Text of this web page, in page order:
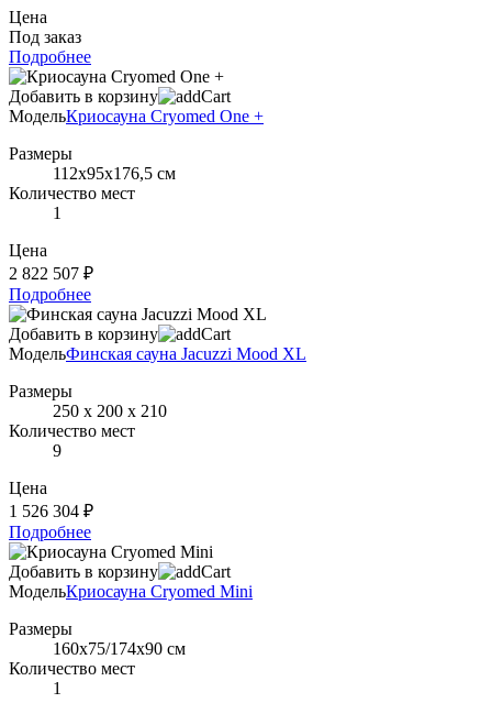
Цена
Под заказ
Подробнее
Добавить в корзину
МодельКриосауна Cryomed One +
Размеры
112х95х176,5 см
Количество мест
1
Цена
2 822 507 ₽
Подробнее
Добавить в корзину
МодельФинская сауна Jacuzzi Mood ХL
Размеры
250 х 200 х 210
Количество мест
9
Цена
1 526 304 ₽
Подробнее
Добавить в корзину
МодельКриосауна Cryomed Mini
Размеры
160x75/174x90 см
Количество мест
1